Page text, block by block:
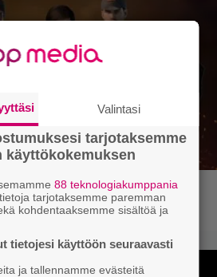
saapui Steamiin
Valintasi
tarjotaksemme
käyttökokemuksen
88 teknologiakumppania
tarjotaksemme paremman
kohdentaaksemme sisältöä ja
tietojesi käyttöön seuraavasti
ja tallennamme evästeitä